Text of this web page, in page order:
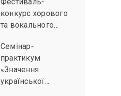
Фестиваль-
конкурс хорового
та вокального…
Семінар-
практикум
«Значення
української…